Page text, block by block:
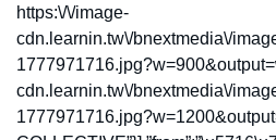
https:\/\/image-
cdn.learnin.tw\/bnextmedia\/
cdn.learnin.tw\/bnextmedia\/